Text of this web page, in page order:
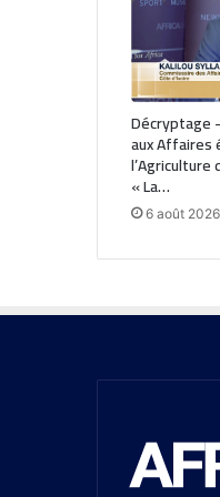
Décryptage
aux Affaires
l’Agriculture
« La…
6 août 2026